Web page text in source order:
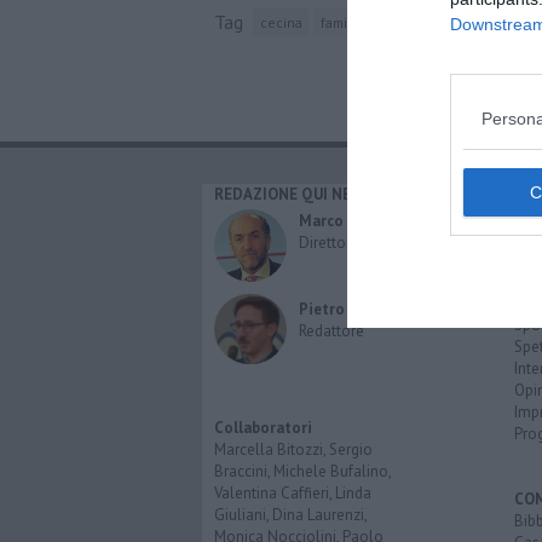
Tag cecina famiglia oncologia padova
REDAZIONE QUI NEWS
Marco Migli
Direttore Responsabile
Pietro Mattonai
Redattore
Collaboratori
Marcella Bitozzi, Sergio
Braccini, Michele Bufalino,
Valentina Caffieri, Linda
Giuliani, Dina Laurenzi,
Monica Nocciolini, Paolo